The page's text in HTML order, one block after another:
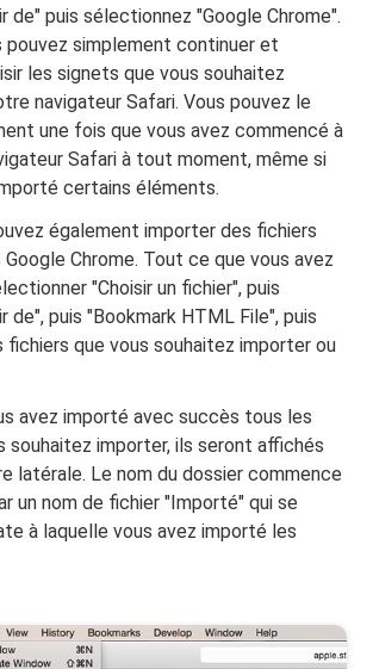
de" puis sélectionnez "Google Chrome".
pouvez simplement continuer et
les signets que vous souhaitez
navigateur Safari. Vous pouvez le
une fois que vous avez commencé à
Safari à tout moment, même si
certains éléments.
également importer des fichiers
Chrome. Tout ce que vous avez
"Choisir un fichier", puis
de", puis "Bookmark HTML File", puis
que vous souhaitez importer ou
avez importé avec succès tous les
souhaitez importer, ils seront affichés
latérale. Le nom du dossier commence
un nom de fichier "Importé" qui se
à laquelle vous avez importé les